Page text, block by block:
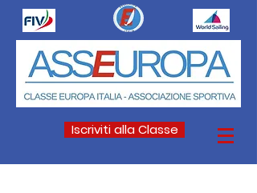
Iscriviti alla Classe